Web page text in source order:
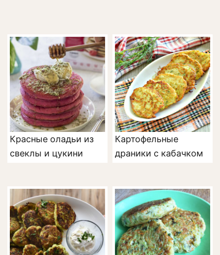
Красные оладьи из
свеклы и цукини
Картофельные
драники с кабачком